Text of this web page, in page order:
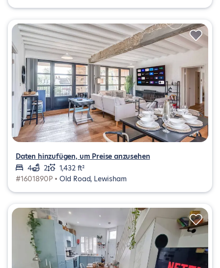
Daten hinzufügen, um Preise anzusehen
4
2
1,432 ft²
#1601890P • Old Road, Lewisham